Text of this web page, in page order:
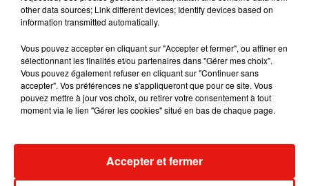
GUADELOUPE. Habitation Zévallos au Moule
MARTINIQUE. Eglise du Sacré-Cœur de Balata
other data sources; Link different devices; Identify devices based on
information transmitted automatically.
Vous pouvez accepter en cliquant sur "Accepter et fermer", ou affiner en
sélectionnant les finalités et/ou partenaires dans "Gérer mes choix".
Vous pouvez également refuser en cliquant sur "Continuer sans
accepter". Vos préférences ne s'appliqueront que pour ce site. Vous
pouvez mettre à jour vos choix, ou retirer votre consentement à tout
moment via le lien "Gérer les cookies" situé en bas de chaque page.
Accepter et fermer